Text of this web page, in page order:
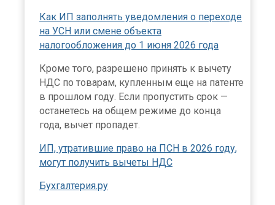
Как ИП заполнять уведомления о переходе
на УСН или смене объекта
налогообложения до 1 июня 2026 года
Кроме того, разрешено принять к вычету
НДС по товарам, купленным еще на патенте
в прошлом году. Если пропустить срок —
останетесь на общем режиме до конца
года, вычет пропадет.
ИП, утратившие право на ПСН в 2026 году,
могут получить вычеты НДС
Бухгалтерия.ру